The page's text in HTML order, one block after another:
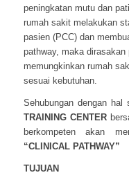
peningkatan mutu dan
rumah sakit melakukan
pasien (PCC) dan
pathway, maka
memungkinkan rumah
sesuai kebutuhan.
Sehubungan dengan
TRAINING CENTER
berkompeten akan
“CLINICAL PATHWAY”
TUJUAN